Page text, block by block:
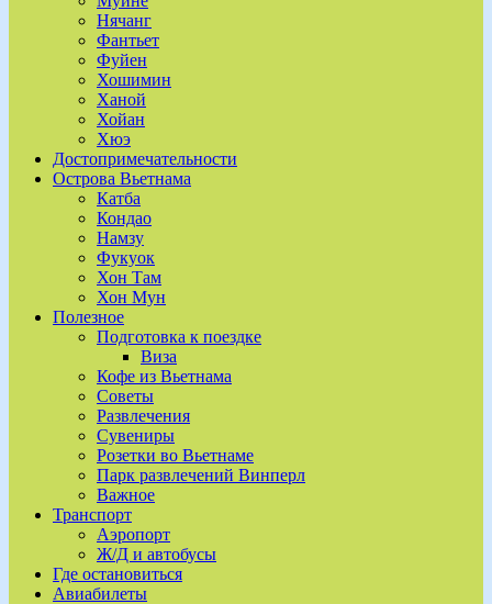
Нячанг
Фантьет
Фуйен
Хошимин
Ханой
Хойан
Хюэ
Достопримечательности
Острова Вьетнама
Катба
Кондао
Намзу
Фукуок
Хон Там
Хон Мун
Полезное
Подготовка к поездке
Виза
Кофе из Вьетнама
Советы
Развлечения
Сувениры
Розетки во Вьетнаме
Парк развлечений Винперл
Важное
Транспорт
Аэропорт
Ж/Д и автобусы
Где остановиться
Авиабилеты